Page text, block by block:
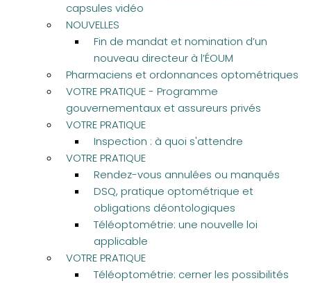
capsules vidéo
NOUVELLES
Fin de mandat et nomination d’un
nouveau directeur à l’ÉOUM
Pharmaciens et ordonnances optométriques
VOTRE PRATIQUE - Programme
gouvernementaux et assureurs privés
VOTRE PRATIQUE
Inspection : à quoi s'attendre
VOTRE PRATIQUE
Rendez-vous annulées ou manqués
DSQ, pratique optométrique et
obligations déontologiques
Téléoptométrie: une nouvelle loi
applicable
VOTRE PRATIQUE
Téléoptométrie: cerner les possibilités